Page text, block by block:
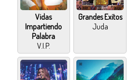
Vidas
Impartiendo
Palabra
V.I.P.
Grandes Exitos
Juda